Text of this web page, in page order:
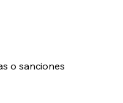
o sanciones